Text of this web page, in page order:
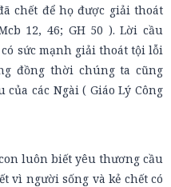
chết để họ được giải thoát
12, 46; GH 50 ). Lời cầu
sức mạnh giải thoát tội lỗi
đồng thời chúng ta cũng
các Ngài ( Giáo Lý Công
luôn biết yêu thương cầu
vì người sống và kẻ chết có